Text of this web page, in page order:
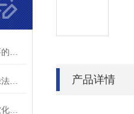
产品详情